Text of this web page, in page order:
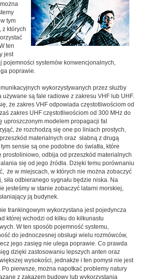
tym
z których
ten
jest
pojemności systemów konwencjonalnych,
poprawie.
wykorzystywanych przez służby
używane są fale radiowe z zakresu VHF lub UHF.
że zakres VHF odpowiada częstotliwościom od
zakres UHF częstotliwościom od 300 MHz do
uproszczonym modelem propagacji fal
że rozchodzą się one po liniach prostych,
materialnych oraz słabną z drugą
sensie są one podobne do światła, które
prostoliniowo, odbija od przeszkód materialnych
się od jego źródła. Dzięki temu porównaniu
że w miejscach, w których nie można zobaczyć
siła odbieranego sygnału będzie niska. Na
jesteśmy w stanie zobaczyć latarni morskiej,
ją budynek.
trankingowym wykorzystana jest pojedyncza
której wchodzi od kilku do kilkunastu
W ten sposób pojemność systemu,
do jednoczesnej obsługi wielu rozmówców,
jego zasięg nie ulega poprawie. Co prawda
dzięki zastosowaniu lepszych anten oraz
wysokości, jednakże i ten pomysł nie jest
Po pierwsze, można napotkać problemy natury
z zakazem budowy lub wykorzystania